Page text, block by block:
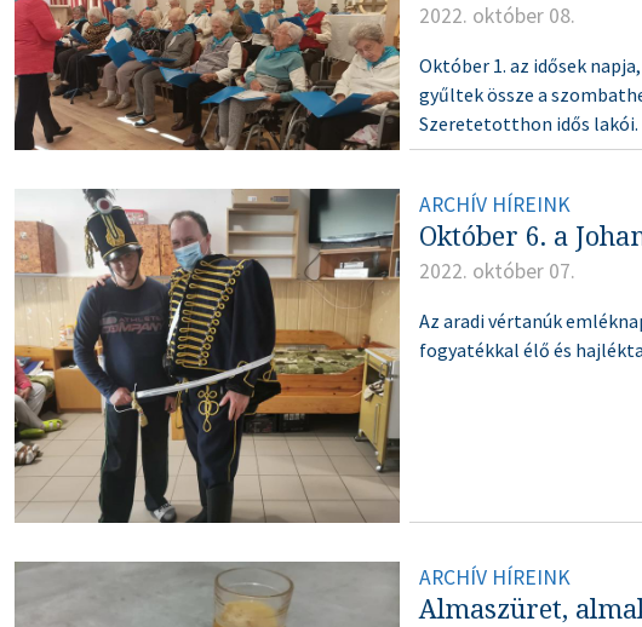
2022. október 08.
Október 1. az idősek
gyűltek össze a
Szeretetotthon idős lakói.
ARCHÍV HÍREINK
Október 6. a
2022. október 07.
Az aradi vértanúk
fogyatékkal élő és
ARCHÍV HÍREINK
Almaszüret,